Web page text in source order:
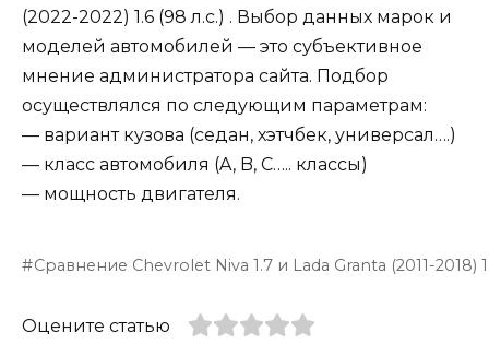
(2022-2022) 1.6 (98 л.с.) . Выбор данных марок и
моделей автомобилей — это субъективное
мнение администратора сайта. Подбор
осуществлялся по следующим параметрам:
— вариант кузова (седан, хэтчбек, универсал….)
— класс автомобиля (A, B, C….. классы)
— мощность двигателя.
Сравнение Chevrolet Niva 1.7 и Lada Granta (2011-2018)
Оцените статью